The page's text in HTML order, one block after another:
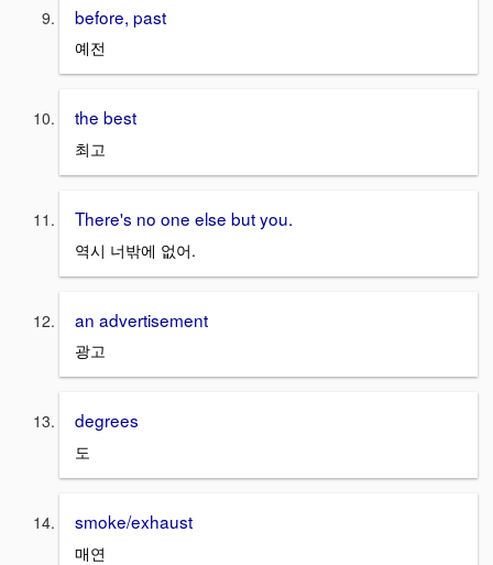
before, past
예전
the best
최고
There's no one else but you.
역시 너밖에 없어.
an advertisement
광고
degrees
도
smoke/exhaust
매연